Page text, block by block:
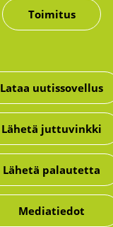
Toimitus
Lataa uutissovellus
Lähetä juttuvinkki
Lähetä palautetta
Mediatiedot